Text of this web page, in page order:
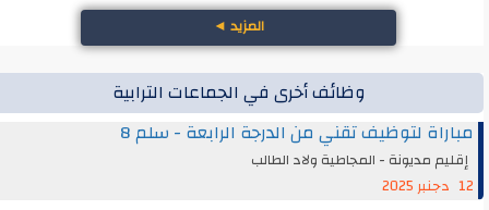
المزيد◄
وظائف أخرى في الجماعات الترابية
مباراة لتوظيف تقني من الدرجة الرابعة - سلم 8
إقليم مديونة - المجاطية ولاد الطالب
12 دجنبر 2025